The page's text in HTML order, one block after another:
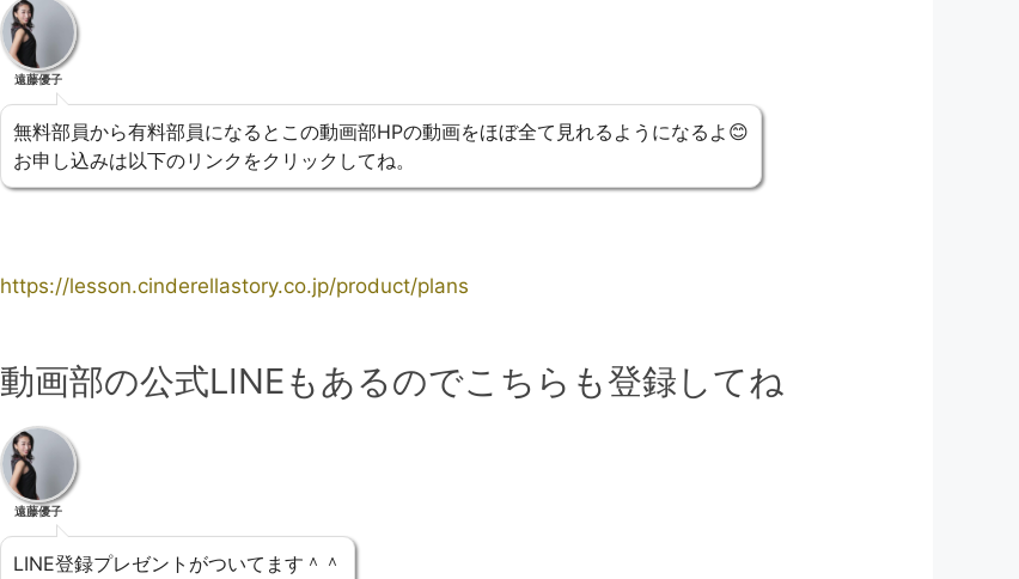
遠藤優子
無料部員から有料部員になるとこの動画部HPの動画をほぼ全て見れるようになるよ😊
お申し込みは以下のリンクをクリックしてね。
https://lesson.cinderellastory.co.jp/product/plans
動画部の公式LINEもあるのでこちらも登録してね
遠藤優子
LINE登録プレゼントがついてます＾＾